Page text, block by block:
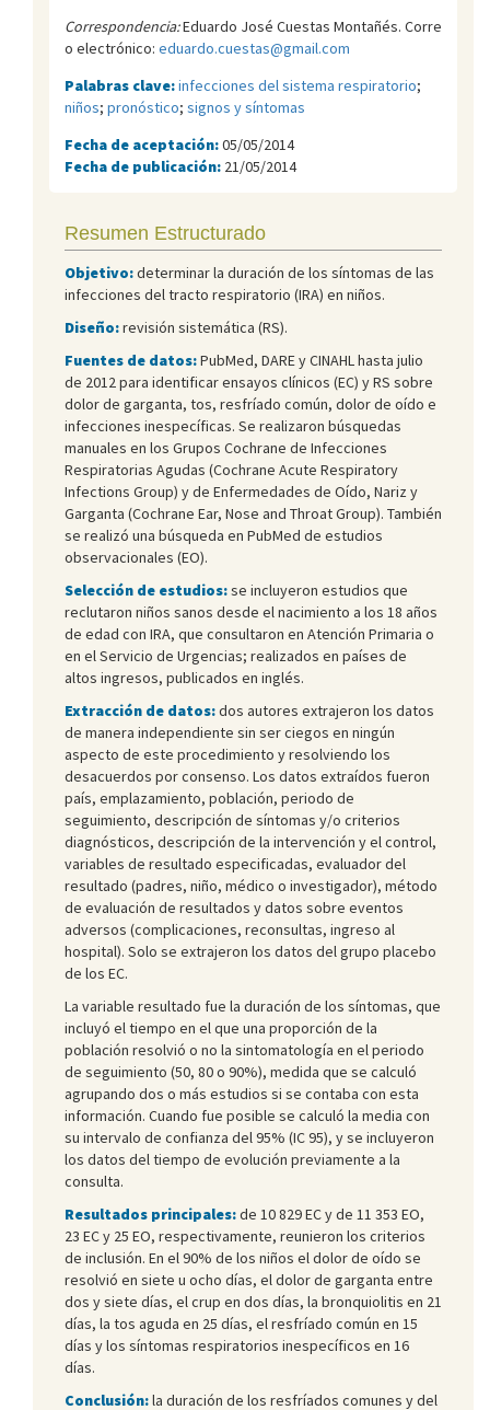
Correspondencia:Eduardo José Cuestas Montañés. Corre
o electrónico: eduardo.cuestas@gmail.com
Palabras clave:infecciones del sistema respiratorio;
niños; pronóstico; signos y síntomas
Fecha de aceptación:05/05/2014
Fecha de publicación: 21/05/2014
Resumen Estructurado
Objetivo:determinar la duración de los síntomas de las
infecciones del tracto respiratorio (IRA) en niños.
Diseño:revisión sistemática (RS).
Fuentes de datos:PubMed, DARE y CINAHL hasta julio
de 2012 para identificar ensayos clínicos (EC) y RS sobre
dolor de garganta, tos, resfríado común, dolor de oído e
infecciones inespecíficas. Se realizaron búsquedas
manuales en los Grupos Cochrane de Infecciones
Respiratorias Agudas (Cochrane Acute Respiratory
Infections Group) y de Enfermedades de Oído, Nariz y
Garganta (Cochrane Ear, Nose and Throat Group). También
se realizó una búsqueda en PubMed de estudios
observacionales (EO).
Selección de estudios:se incluyeron estudios que
reclutaron niños sanos desde el nacimiento a los 18 años
de edad con IRA, que consultaron en Atención Primaria o
en el Servicio de Urgencias; realizados en países de
altos ingresos, publicados en inglés.
Extracción de datos:dos autores extrajeron los datos
de manera independiente sin ser ciegos en ningún
aspecto de este procedimiento y resolviendo los
desacuerdos por consenso. Los datos extraídos fueron
país, emplazamiento, población, periodo de
seguimiento, descripción de síntomas y/o criterios
diagnósticos, descripción de la intervención y el control,
variables de resultado especificadas, evaluador del
resultado (padres, niño, médico o investigador), método
de evaluación de resultados y datos sobre eventos
adversos (complicaciones, reconsultas, ingreso al
hospital). Solo se extrajeron los datos del grupo placebo
de los EC.
La variable resultado fue la duración de los síntomas, que
incluyó el tiempo en el que una proporción de la
población resolvió o no la sintomatología en el periodo
de seguimiento (50, 80 o 90%), medida que se calculó
agrupando dos o más estudios si se contaba con esta
información. Cuando fue posible se calculó la media con
su intervalo de confianza del 95% (IC 95), y se incluyeron
los datos del tiempo de evolución previamente a la
consulta.
Resultados principales:de 10 829 EC y de 11 353 EO,
23 EC y 25 EO, respectivamente, reunieron los criterios
de inclusión. En el 90% de los niños el dolor de oído se
resolvió en siete u ocho días, el dolor de garganta entre
dos y siete días, el crup en dos días, la bronquiolitis en 21
días, la tos aguda en 25 días, el resfríado común en 15
días y los síntomas respiratorios inespecíficos en 16
días.
Conclusión:la duración de los resfríados comunes y del